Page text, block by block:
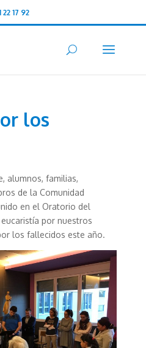
22 17 92
los
alumnos, familias,
de la Comunidad
en el Oratorio del
por nuestros
los fallecidos este año.